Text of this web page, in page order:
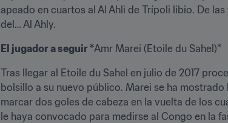
apeado en cuartos al Al Ahli de Trípoli libio. De
del… Al Ahly.
El jugador a seguir *Amr Marei (Etoile du Sahel)*
Tras llegar al Etoile du Sahel en julio de 2017
bolsillo a su nuevo público. Marei se ha
marcar dos goles de cabeza en la vuelta de los
le haya convocado para medirse al Congo en la